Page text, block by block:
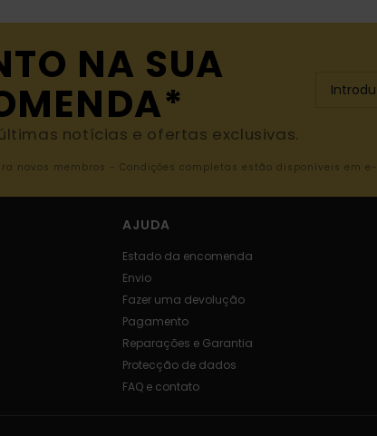
NA SUA
notícias e ofertas exclusivas.
novos membros - Condições completas estão disponíveis em
AJUDA
Estado da encomenda
Envio
Fazer uma devolução
Pagamento
Reparações e Garantia
Protecção de dados
FAQ e contato